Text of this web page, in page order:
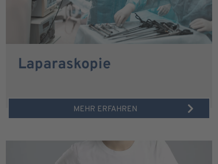
Laparaskopie
MEHR ERFAHREN